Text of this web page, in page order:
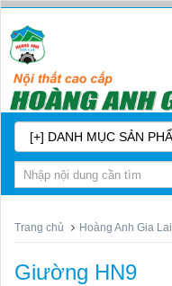
Trang chủ Hoàng Anh Gia Lai
Giường HN9